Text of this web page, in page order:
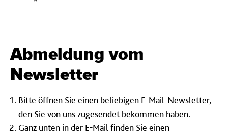
Abmeldung vom
Newsletter
Bitte öffnen Sie einen beliebigen E-Mail-Newsletter,
den Sie von uns zugesendet bekommen haben.
Ganz unten in der E-Mail finden Sie einen